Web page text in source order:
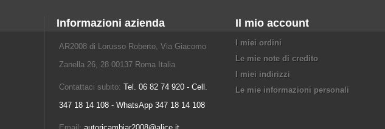
Informazioni azienda
AR2008 di Lorusso Roberto, Via Giacomo
Zanella 26, 28 00137 Roma Italia
Contattaci subito: Tel. 06 82 74 920 - Cell.
347 18 14 108 - WhatsApp 347 18 14 108
Il mio account
I miei ordini
Le mie note di credito
I miei indirizzi
Le mie informazioni personali